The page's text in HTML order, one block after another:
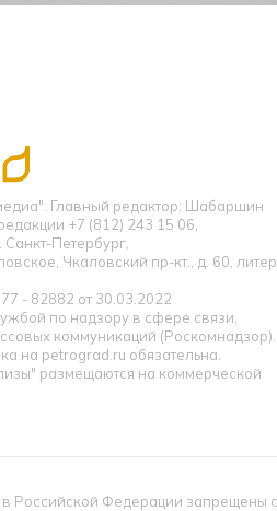
Главный редактор: Шабаршин
+7 (812) 243 15 06,
Петербург,
Чкаловский пр-кт., д. 60,
- 82882 от 30.03.2022
по надзору в сфере связи,
коммуникаций (Роскомнадзор).
на petrograd.ru обязательна.
размещаются на коммерческой
Российской Федерации запрещены